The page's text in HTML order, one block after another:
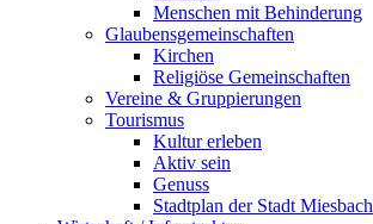
Menschen mit Behinderung
Glaubensgemeinschaften
Kirchen
Religiöse Gemeinschaften
Vereine & Gruppierungen
Tourismus
Kultur erleben
Aktiv sein
Genuss
Stadtplan der Stadt Miesbach